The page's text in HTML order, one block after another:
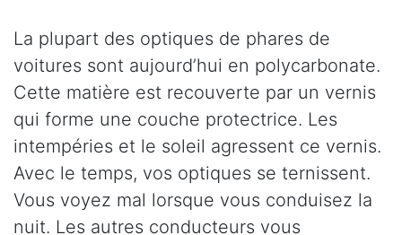
La plupart des optiques de phares de
voitures sont aujourd’hui en polycarbonate.
Cette matière est recouverte par un vernis
qui forme une couche protectrice. Les
intempéries et le soleil agressent ce vernis.
Avec le temps, vos optiques se ternissent.
Vous voyez mal lorsque vous conduisez la
nuit. Les autres conducteurs vous